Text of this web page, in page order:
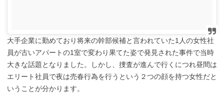
大手企業に勤めており将来の幹部候補と言われていた1人の女性社
員が古いアパートの1室で変わり果てた姿で発見された事件で当時
大きな話題となりました。しかし、捜査が進んで行くにつれ昼間は
エリート社員で夜は売春行為を行うという２つの顔を持つ女性だと
いうことが分かります。